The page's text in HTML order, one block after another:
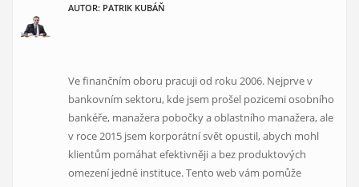
AUTOR: PATRIK KUBÁŇ
Ve finančním oboru pracuji od roku 2006. Nejprve v
bankovním sektoru, kde jsem prošel pozicemi osobního
bankéře, manažera pobočky a oblastního manažera, ale
v roce 2015 jsem korporátní svět opustil, abych mohl
klientům pomáhat efektivněji a bez produktových
omezení jedné instituce. Tento web vám pomůže